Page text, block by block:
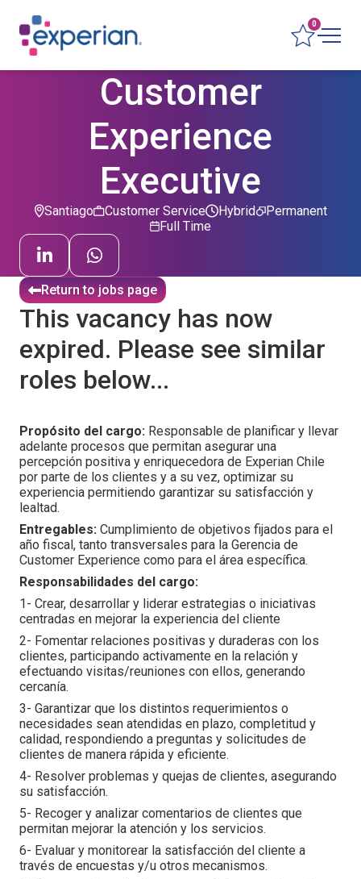
0
Customer
Experience
Executive
Santiago Customer Service Permanent
Hybrid
Full Time
Return to jobs page
This vacancy has now
expired. Please see similar
roles below...
Propósito del cargo: Responsable de planificar y llevar
adelante procesos que permitan asegurar una
percepción positiva y enriquecedora de Experian Chile
por parte de los clientes y a su vez, optimizar su
experiencia permitiendo garantizar su satisfacción y
lealtad.
Entregables: Cumplimiento de objetivos fijados para el
año fiscal, tanto transversales para la Gerencia de
Customer Experience como para el área específica.
Responsabilidades del cargo:
1- Crear, desarrollar y liderar estrategias o iniciativas
centradas en mejorar la experiencia del cliente
2- Fomentar relaciones positivas y duraderas con los
clientes, participando activamente en la relación y
efectuando visitas/reuniones con ellos, generando
cercanía.
3- Garantizar que los distintos requerimientos o
necesidades sean atendidas en plazo, completitud y
calidad, respondiendo a preguntas y solicitudes de
clientes de manera rápida y eficiente.
4- Resolver problemas y quejas de clientes, asegurando
su satisfacción.
5- Recoger y analizar comentarios de clientes que
permitan mejorar la atención y los servicios.
6- Evaluar y monitorear la satisfacción del cliente a
través de encuestas y/u otros mecanismos.